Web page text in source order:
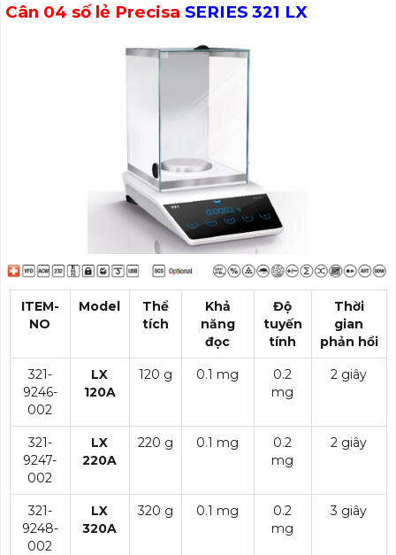
Cân 04 số lẻ Precisa SERIES 321 LX
ITEM-
NO
Model
Thể
tích
Khả
năng
đọc
Độ
tuyến
tính
Thời
gian
phản hồi
321-
9246-
002
LX
120A
120 g 0.1 mg
0.2
mg
2 giây
321-
9247-
002
LX
220A
220 g 0.1 mg
0.2
mg
2 giây
321-
9248-
002
LX
320A
320 g 0.1 mg
0.2
mg
3 giây